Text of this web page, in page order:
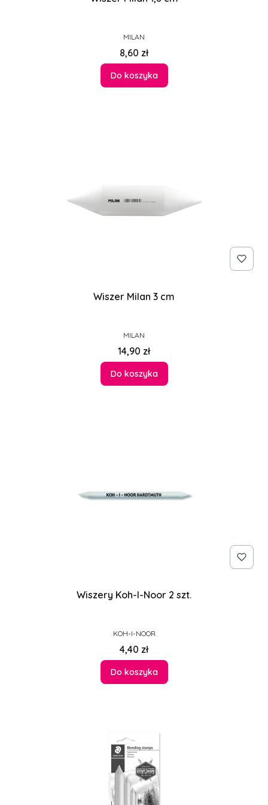
PRODUCENT
MILAN
Cena
8,60 zł
Do koszyka
Wiszer Milan 3 cm
PRODUCENT
MILAN
Cena
14,90 zł
Do koszyka
Wiszery Koh-I-Noor 2 szt.
PRODUCENT
KOH-I-NOOR
Cena
4,40 zł
Do koszyka